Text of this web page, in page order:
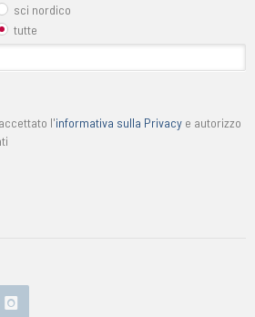
sci nordico
tutte
l'informativa sulla Privacy e autorizzo